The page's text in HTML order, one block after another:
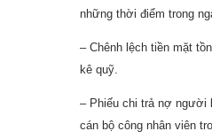
những thời điểm trong
– Chênh lệch tiền mặt
kê quỹ.
– Phiếu chi trả nợ người
cán bộ công nhân viên